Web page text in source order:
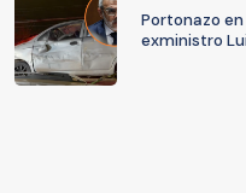
Portonazo
exministro